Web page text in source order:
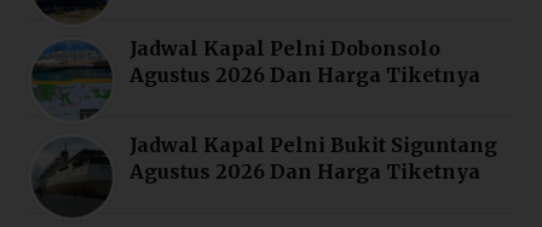
Jadwal Kapal Pelni Dobonsolo
Agustus 2026 Dan Harga Tiketnya
Jadwal Kapal Pelni Bukit Siguntang
Agustus 2026 Dan Harga Tiketnya